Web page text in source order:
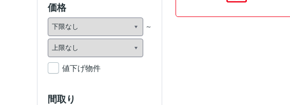
価格
値下げ物件
間取り